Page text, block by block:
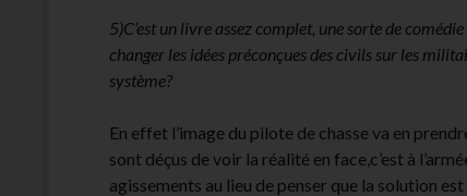
5)C’est un livre assez complet, une sorte de
changer les idées préconçues des civils sur les
système?
En effet l’image du pilote de chasse va en
sont déçus de voir la réalité en face,c’est à
agissements au lieu de penser que la solution